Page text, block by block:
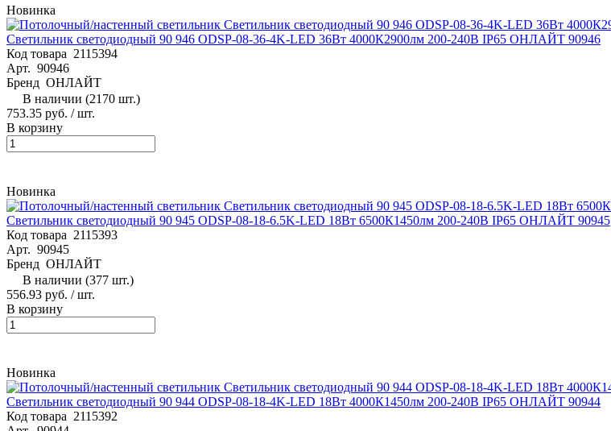
Новинка
Светильник светодиодный 90 946 ODSP-08-36-4K-LED 36Вт 4000К2900лм 200-240B IP65 ОНЛАЙТ 90946
Код товара 2115394
Арт. 90946
Бренд ОНЛАЙТ
В наличии (2170 шт.)
753.35 руб. / шт.
В корзину
Новинка
Светильник светодиодный 90 945 ODSP-08-18-6.5K-LED 18Вт 6500К1450лм 200-240B IP65 ОНЛАЙТ 90945
Код товара 2115393
Арт. 90945
Бренд ОНЛАЙТ
В наличии (377 шт.)
556.93 руб. / шт.
В корзину
Новинка
Светильник светодиодный 90 944 ODSP-08-18-4K-LED 18Вт 4000К1450лм 200-240B IP65 ОНЛАЙТ 90944
Код товара 2115392